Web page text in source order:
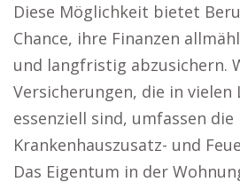
Diese Möglichkeit bietet
Chance, ihre Finanzen
und langfristig abzusichern.
Versicherungen, die in
essenziell sind, umfassen die
Krankenhauszusatz- und
Das Eigentum in der